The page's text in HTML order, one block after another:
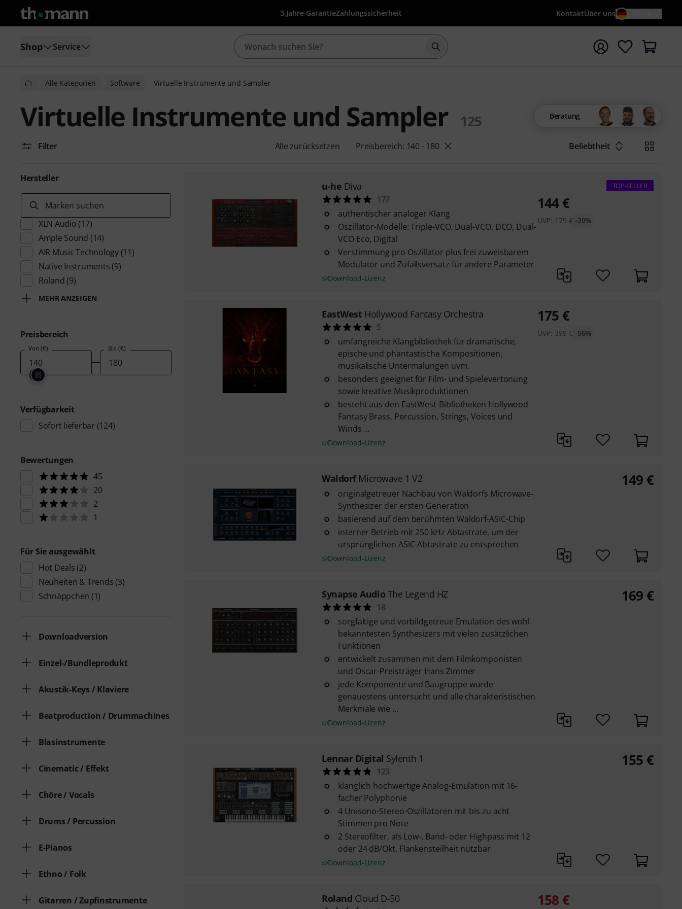
3 Jahre GarantieZahlungssicherheit KontaktÜber uns
Shop Service Suche mit Suchwort {searchTerm} starten
Alle Kategorien Software Virtuelle Instrumente und Sampler
Virtuelle Instrumente und Sampler 125 Beratung
Filter Alle zurücksetzen Preisbereich: 140 - 180 Beliebtheit
Hersteller
Marken suchen
XLN Audio (17)
Ample Sound (14)
AIR Music Technology(11)
Native Instruments (9)
Roland (9)
MEHR ANZEIGEN
Preisbereich
Von (€) Bis (€)
Verfügbarkeit
Sofort lieferbar (124)
Bewertungen
45
20
2
1
Für Sie ausgewählt
Hot Deals (2)
Neuheiten & Trends (3)
Schnäppchen (1)
Downloadversion
Einzel-/Bundleprodukt
Akustik-Keys / Klaviere
Beatproduction / Drummachines
Blasinstrumente
Cinematic / Effekt
Chöre / Vocals
Drums / Percussion
E-Pianos
Ethno / Folk
Gitarren / Zupfinstrumente
u-he Diva
177
authentischer analoger Klang
Oszillator-Modelle: Triple-VCO, Dual-VCO, DCO, Dual-
VCO Eco, Digital
Verstimmung pro Oszillator plus frei zuweisbarem
Modulator und Zufallsversatz für andere Parameter
Download-Lizenz
TOP-SELLER
144 €
UVP: 179 € -20%
EastWest Hollywood Fantasy Orchestra
5
umfangreiche Klangbibliothek für dramatische,
epische und phantastische Kompositionen,
musikalische Untermalungen uvm.
besonders geeignet für Film- und Spielevertonung
sowie kreative Musikproduktionen
besteht aus den EastWest-Bibliotheken Hollywood
Fantasy Brass, Percussion, Strings, Voices und
Winds ...
Download-Lizenz
175 €
UVP: 399 € -56%
Waldorf Microwave 1 V2
originalgetreuer Nachbau von Waldorfs Microwave-
Synthesizer der ersten Generation
basierend auf dem berühmten Waldorf-ASIC-Chip
interner Betrieb mit 250 kHz Abtastrate, um der
ursprünglichen ASIC-Abtastrate zu entsprechen
Download-Lizenz
149 €
Synapse Audio The Legend HZ
18
sorgfältige und vorbildgetreue Emulation des wohl
bekanntesten Synthesizers mit vielen zusätzlichen
Funktionen
entwickelt zusammen mit dem Filmkomponisten
und Oscar-Preisträger Hans Zimmer
jede Komponente und Baugruppe wurde
genauestens untersucht und alle charakteristischen
Merkmale wie ...
Download-Lizenz
169 €
Lennar Digital Sylenth 1
123
klanglich hochwertige Analog-Emulation mit 16-
facher Polyphonie
4 Unisono-Stereo-Oszillatoren mit bis zu acht
Stimmen pro Note
2 Stereofilter, als Low-, Band- oder Highpass mit 12
oder 24 dB/Okt. Flankensteilheit nutzbar
Download-Lizenz
155 €
Roland Cloud D-50 158 €